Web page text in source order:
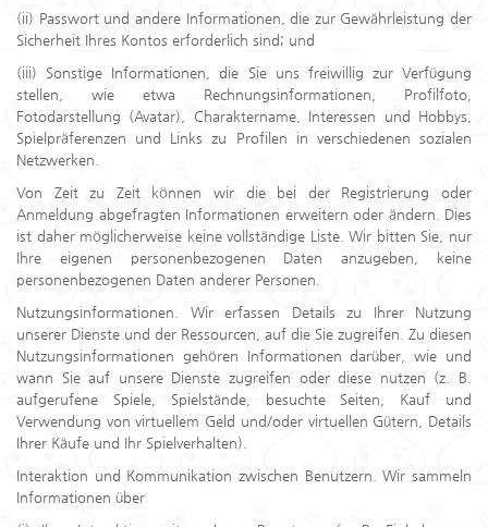
(ii) Passwort und andere Informationen, die zur Gewährleistung der
Sicherheit Ihres Kontos erforderlich sind; und
(iii) Sonstige Informationen, die Sie uns freiwillig zur Verfügung
stellen, wie etwa Rechnungsinformationen, Profilfoto,
Fotodarstellung (Avatar), Charaktername, Interessen und Hobbys,
Spielpräferenzen und Links zu Profilen in verschiedenen sozialen
Netzwerken.
Von Zeit zu Zeit können wir die bei der Registrierung oder
Anmeldung abgefragten Informationen erweitern oder ändern. Dies
ist daher möglicherweise keine vollständige Liste. Wir bitten Sie, nur
Ihre eigenen personenbezogenen Daten anzugeben, keine
personenbezogenen Daten anderer Personen.
Nutzungsinformationen. Wir erfassen Details zu Ihrer Nutzung
unserer Dienste und der Ressourcen, auf die Sie zugreifen. Zu diesen
Nutzungsinformationen gehören Informationen darüber, wie und
wann Sie auf unsere Dienste zugreifen oder diese nutzen (z. B.
aufgerufene Spiele, Spielstände, besuchte Seiten, Kauf und
Verwendung von virtuellem Geld und/oder virtuellen Gütern, Details
Ihrer Käufe und Ihr Spielverhalten).
Interaktion und Kommunikation zwischen Benutzern. Wir sammeln
Informationen über